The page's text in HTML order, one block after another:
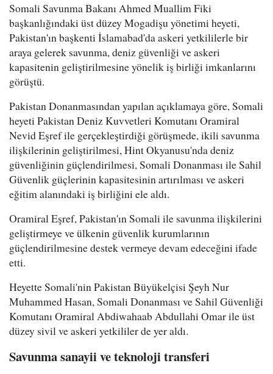
Somali Savunma Bakanı Ahmed Muallim Fiki
başkanlığındaki üst düzey Mogadişu yönetimi heyeti,
Pakistan'ın başkenti İslamabad'da askeri yetkililerle bir
araya gelerek savunma, deniz güvenliği ve askeri
kapasitenin geliştirilmesine yönelik iş birliği imkanlarını
görüştü.
Pakistan Donanmasından yapılan açıklamaya göre, Somali
heyeti Pakistan Deniz Kuvvetleri Komutanı Oramiral
Nevid Eşref ile gerçekleştirdiği görüşmede, ikili savunma
ilişkilerinin geliştirilmesi, Hint Okyanusu'nda deniz
güvenliğinin güçlendirilmesi, Somali Donanması ile Sahil
Güvenlik güçlerinin kapasitesinin artırılması ve askeri
eğitim alanındaki iş birliğini ele aldı.
Oramiral Eşref, Pakistan'ın Somali ile savunma ilişkilerini
geliştirmeye ve ülkenin güvenlik kurumlarının
güçlendirilmesine destek vermeye devam edeceğini ifade
etti.
Heyette Somali'nin Pakistan Büyükelçisi Şeyh Nur
Muhammed Hasan, Somali Donanması ve Sahil Güvenliği
Komutanı Oramiral Abdiwahaab Abdullahi Omar ile üst
düzey sivil ve askeri yetkililer de yer aldı.
Savunma sanayii ve teknoloji transferi